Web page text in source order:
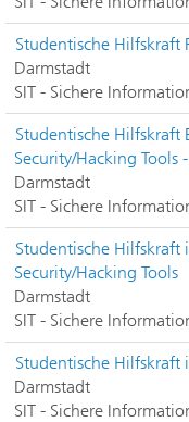
Studentische Hilfskraft
Darmstadt
SIT - Sichere
Studentische Hilfskraft
Security/Hacking Tools
Darmstadt
SIT - Sichere
Studentische Hilfskraft
Security/Hacking Tools
Darmstadt
SIT - Sichere
Studentische Hilfskraft
Darmstadt
SIT - Sichere